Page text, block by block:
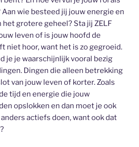
Aan wie besteed jij jouw energie en
het grotere geheel? Sta jij ZELF
leven of is jouw hoofd de
niet hoor, want het is zo gegroeid.
je je waarschijnlijk vooral bezig
Dingen die alleen betrekking
van jouw leven of korter. Zoals
tijd en energie die jouw
opslokken en dan moet je ook
actiefs doen, want ook dat